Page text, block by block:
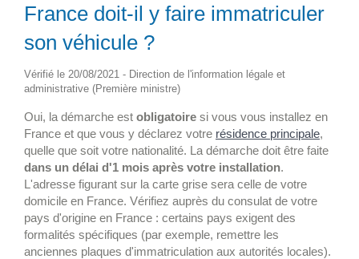
France doit-il y faire immatriculer
son véhicule ?
Vérifié le 20/08/2021 - Direction de l'information légale et
administrative (Première ministre)
Oui, la démarche est obligatoire si vous vous installez en
France et que vous y déclarez votre résidence principale,
quelle que soit votre nationalité. La démarche doit être faite
dans un délai d'1 mois après votre installation.
L'adresse figurant sur la carte grise sera celle de votre
domicile en France. Vérifiez auprès du consulat de votre
pays d'origine en France : certains pays exigent des
formalités spécifiques (par exemple, remettre les
anciennes plaques d'immatriculation aux autorités locales).